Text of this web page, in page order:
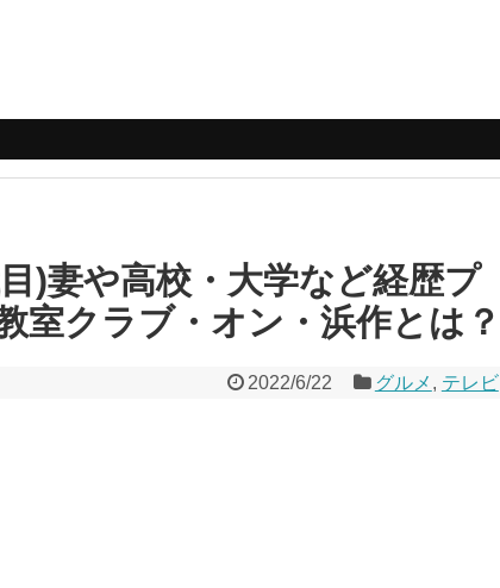
)妻や高校・大学など経歴プ
室クラブ・オン・浜作とは？
2022/6/22 グルメ , テレビ